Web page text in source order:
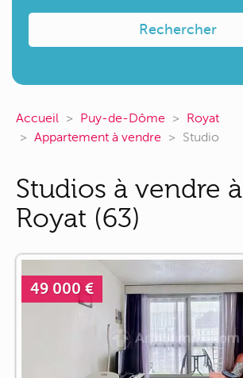
Rechercher
Accueil Puy-de-Dôme
Royat
Appartement à vendre
Studio
Studios à vendre à
Royat (63)
49 000 €